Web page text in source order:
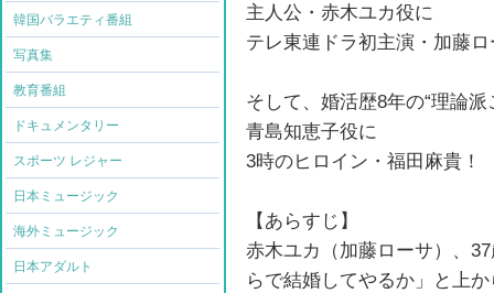
韓国バラエティ番組
写真集
教育番組
ドキュメンタリー
スポーツ レジャー
日本ミュージック
海外ミュージック
日本アダルト
主人公・赤木ユカ役に
テレ東連ドラ初主演・加藤
そして、婚活歴8年の“理論
青島知恵子役に
3時のヒロイン・福田麻貴！
【あらすじ】
赤木ユカ（加藤ローサ）、
らで結婚してやるか」と上